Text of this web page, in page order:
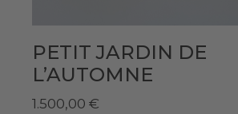
PETIT JARDIN DE
L’AUTOMNE
1.500,00 €